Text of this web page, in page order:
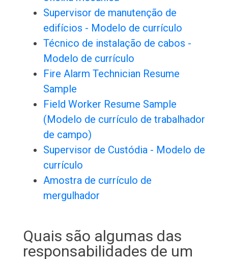
Supervisor de manutenção de
edifícios - Modelo de currículo
Técnico de instalação de cabos -
Modelo de currículo
Fire Alarm Technician Resume
Sample
Field Worker Resume Sample
(Modelo de currículo de trabalhador
de campo)
Supervisor de Custódia - Modelo de
currículo
Amostra de currículo de
mergulhador
Quais são algumas das
responsabilidades de um